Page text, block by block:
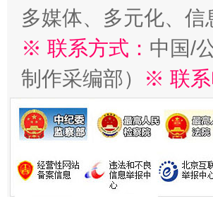
多媒体、多元化、信
※ 联系方式： 中国/
制作采编部）
※ 联系